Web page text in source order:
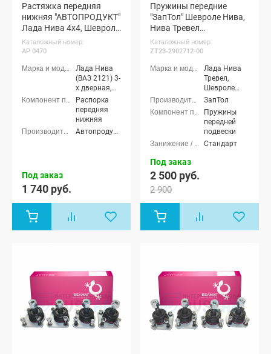
Растяжка передняя
нижняя "АВТОПРОДУКТ"
Лада Нива 4х4, Шевроле
Нива, Нива Тревел (АР
0470)
Каталожный номер:
АР 0470
Лада Нива
(ВАЗ 2121) 3-
х дверная,
Лада Нива
4x4 (ВАЗ
21213-214)
3-х дверная,
Лада Нива
4x4 (Урбан)
5-дверная,
Лада Нива
Шевроле
Нива (ВАЗ
2123)
Распорка
передняя
нижняя
Автопродукт (Autoproduct)
Под заказ
1 740 руб.
Пружины передние
"ЗапТол" Шевроле Нива,
Нива Тревел
(коричневая метка)
Каталожный номер:
ZT23-2902712-00
Лада Нива
Тревел,
Шевроле
Нива (ВАЗ
2123)
ЗапТол
Пружины
передней
подвески
Стандарт
Под заказ
2 500 руб.
2 900